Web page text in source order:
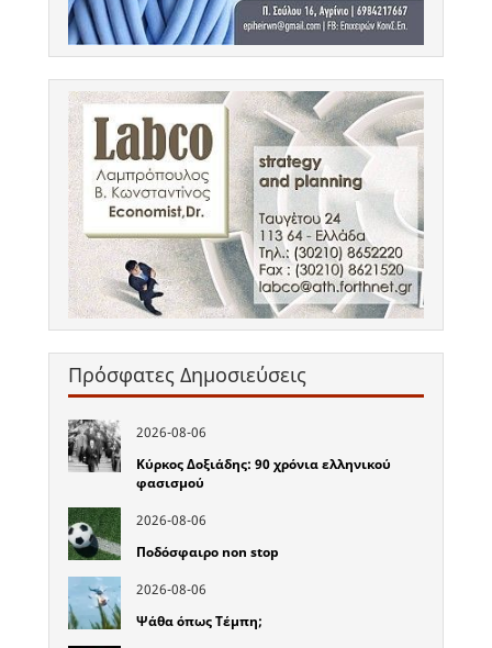
Πρόσφατες Δημοσιεύσεις
2026-08-06
Κύρκος Δοξιάδης: 90 χρόνια ελληνικού
φασισμού
2026-08-06
Ποδόσφαιρο non stop
2026-08-06
Ψάθα όπως Τέμπη;